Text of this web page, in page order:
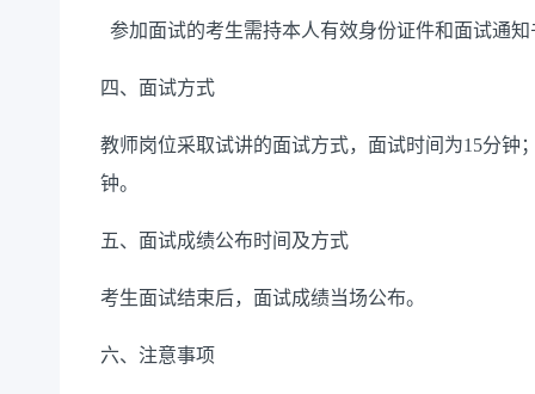
参加面试的考生需持本人有效身份证件和面试通
四、面试方式
教师岗位采取试讲的面试方式，面试时间为15分钟
钟。
五、面试成绩公布时间及方式
考生面试结束后，面试成绩当场公布。
六、注意事项